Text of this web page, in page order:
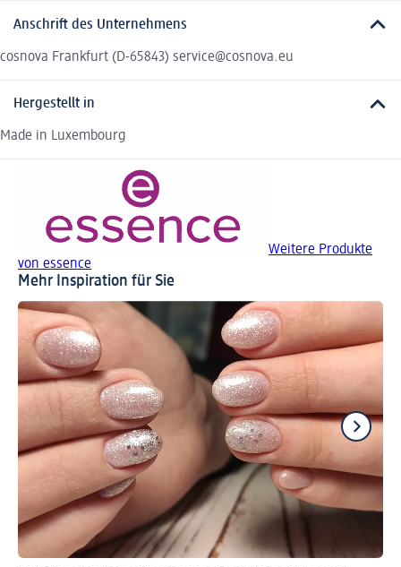
Anschrift des Unternehmens
cosnova Frankfurt (D-65843) service@cosnova.eu
Hergestellt in
Made in Luxembourg
Weitere Produkte
von essence
Mehr Inspiration für Sie